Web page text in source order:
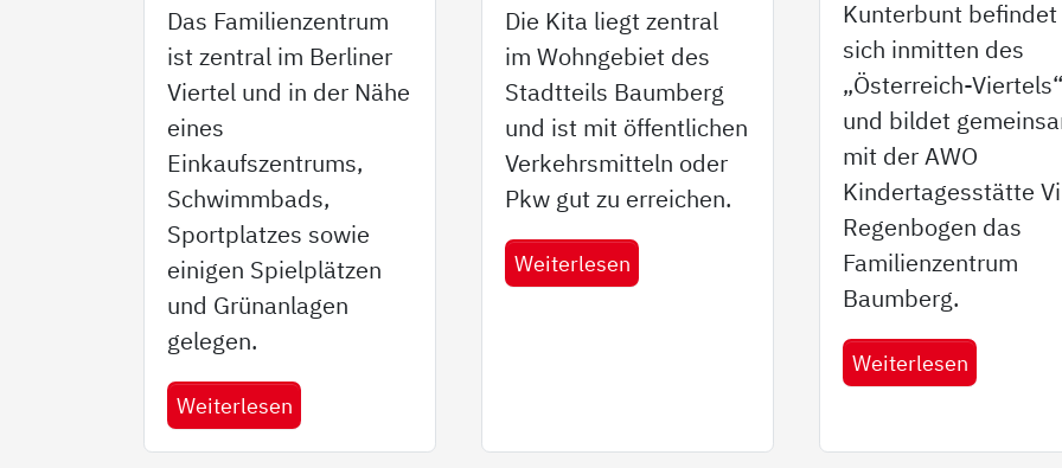
Das Familienzentrum
ist zentral im Berliner
Viertel und in der Nähe
eines
Einkaufszentrums,
Schwimmbads,
Sportplatzes sowie
einigen Spielplätzen
und Grünanlagen
gelegen.
Weiterlesen
Die Kita liegt zentral
im Wohngebiet des
Stadtteils Baumberg
und ist mit öffentlichen
Verkehrsmitteln oder
Pkw gut zu erreichen.
Weiterlesen
Kunterbunt befindet
sich inmitten des
„Österreich-
und bildet
mit der AWO
Kindertagesstätte
Regenbogen das
Familienzentrum
Baumberg.
Weiterlesen